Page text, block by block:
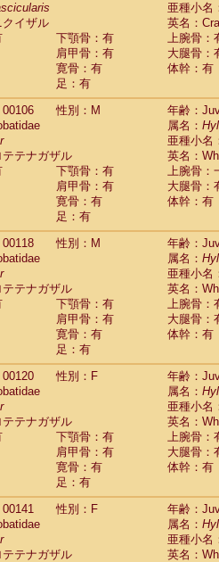
亜種小名
イザル
英名：
下顎骨：有
上腕骨：
肩甲骨：有
大腿骨：
寛骨：有
体幹：有
足：有
性別：M
年齢：
属名：
亜種小名
テナガザル
英名：
下顎骨：有
上腕骨：
肩甲骨：有
大腿骨：
寛骨：有
体幹：有
足：有
性別：M
年齢：
属名：
亜種小名
テナガザル
英名：
下顎骨：有
上腕骨：
肩甲骨：有
大腿骨：
寛骨：有
体幹：有
足：有
性別：F
年齢：
属名：
亜種小名
テナガザル
英名：
下顎骨：有
上腕骨：
肩甲骨：有
大腿骨：
寛骨：有
体幹：有
足：有
性別：F
年齢：
属名：
亜種小名
テナガザル
英名：